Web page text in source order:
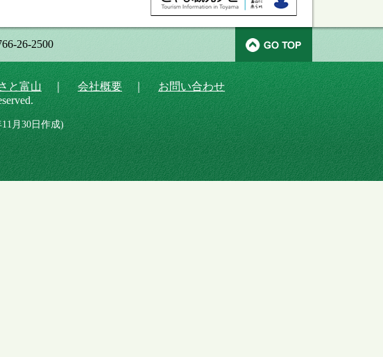
26-2500
と富山｜会社概要｜お問い合わせ
月30日作成)